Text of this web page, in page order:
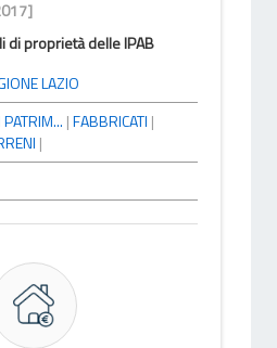
di proprietà delle IPAB
LAZIO
|FABBRICATI |
|